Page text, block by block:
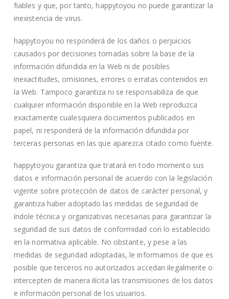
fiables y que, por tanto, happytoyou no puede garantizar la
inexistencia de virus.
happytoyou no responderá de los daños o perjuicios
causados por decisiones tomadas sobre la base de la
información difundida en la Web ni de posibles
inexactitudes, omisiones, errores o erratas contenidos en
la Web. Tampoco garantiza ni se responsabiliza de que
cualquier información disponible en la Web reproduzca
exactamente cualesquiera documentos publicados en
papel, ni responderá de la información difundida por
terceras personas en las que aparezca citado como fuente.
happytoyou garantiza que tratará en todo momento sus
datos e información personal de acuerdo con la legislación
vigente sobre protección de datos de carácter personal, y
garantiza haber adoptado las medidas de seguridad de
índole técnica y organizativas necesarias para garantizar la
seguridad de sus datos de conformidad con lo establecido
en la normativa aplicable. No obstante, y pese a las
medidas de seguridad adoptadas, le informamos de que es
posible que terceros no autorizados accedan ilegalmente o
intercepten de manera ilícita las transmisiones de los datos
e información personal de los usuarios.